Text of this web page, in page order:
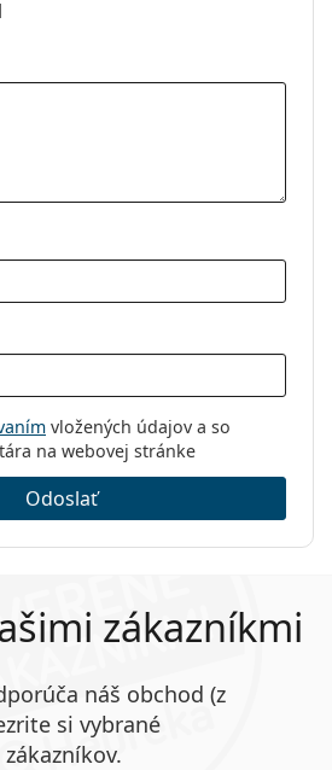
vložených údajov a so
na webovej stránke
Odoslať
zákazníkmi
náš obchod (z
si vybrané